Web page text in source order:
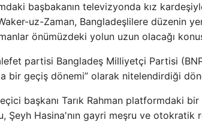
başbakanın televizyonda kız
uz-Zaman, Bangladeşlilere düzenin
önümüzdeki yolun uzun olacağı
partisi Bangladeş Milliyetçi Partisi
bir geçiş dönemi” olarak nitelendirdiği
başkanı Tarık Rahman platformdaki
Şeyh Hasina'nın gayri meşru ve